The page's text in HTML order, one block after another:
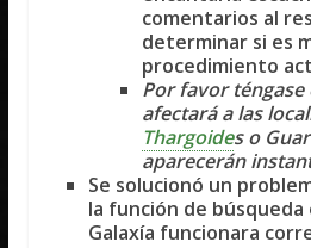
comentarios al
determinar si es
procedimiento
Por favor téngase
afectará a las
Thargoides o
aparecerán
Se solucionó un
la función de búsqueda
Galaxía funcionara